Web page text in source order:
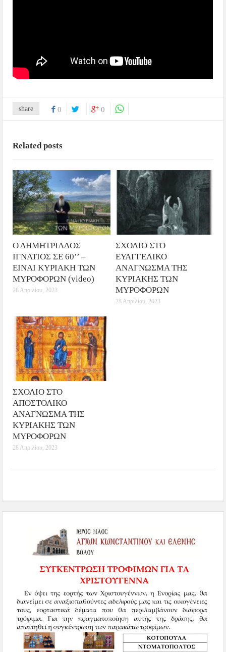
share 0 0
Related posts
Ο ΔΗΜΗΤΡΙΑΔΟΣ
ΙΓΝΑΤΙΟΣ ΣΕ 60’’ –
ΕΙΝΑΙ ΚΥΡΙΑΚΗ ΤΩΝ
ΜΥΡΟΦΟΡΩΝ (video)
28 Απριλίου, 2023
ΣΧΟΛΙΟ ΣΤΟ
ΕΥΑΓΓΕΛΙΚΟ
ΑΝΑΓΝΩΣΜΑ ΤΗΣ
ΚΥΡΙΑΚΗΣ ΤΩΝ
ΜΥΡΟΦΟΡΩΝ
28 Απριλίου, 2023
ΣΧΟΛΙΟ ΣΤΟ
ΑΠΟΣΤΟΛΙΚΟ
ΑΝΑΓΝΩΣΜΑ ΤΗΣ
ΚΥΡΙΑΚΗΣ ΤΩΝ
ΜΥΡΟΦΟΡΩΝ
28 Απριλίου, 2023